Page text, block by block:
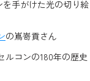
を手がけた光の切り絵
の嶌嵜貢さん
ルコンの180年の歴史